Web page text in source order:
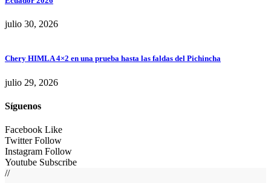
julio 30, 2026
Chery HIMLA 4×2 en una prueba hasta las faldas del Pichincha
julio 29, 2026
Síguenos
Facebook Like
Twitter Follow
Instagram Follow
Youtube Subscribe
//